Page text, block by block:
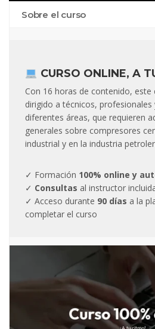
Sobre el curso
CURSO ONLINE, A
Con 16 horas de contenido, este
dirigido a técnicos, profesionales
diferentes áreas, que requieren
generales sobre compresores
industrial y en la industria
✓ Formación 100% online y
✓ Consultas al instructor
✓ Acceso durante 90 días a la
completar el curso